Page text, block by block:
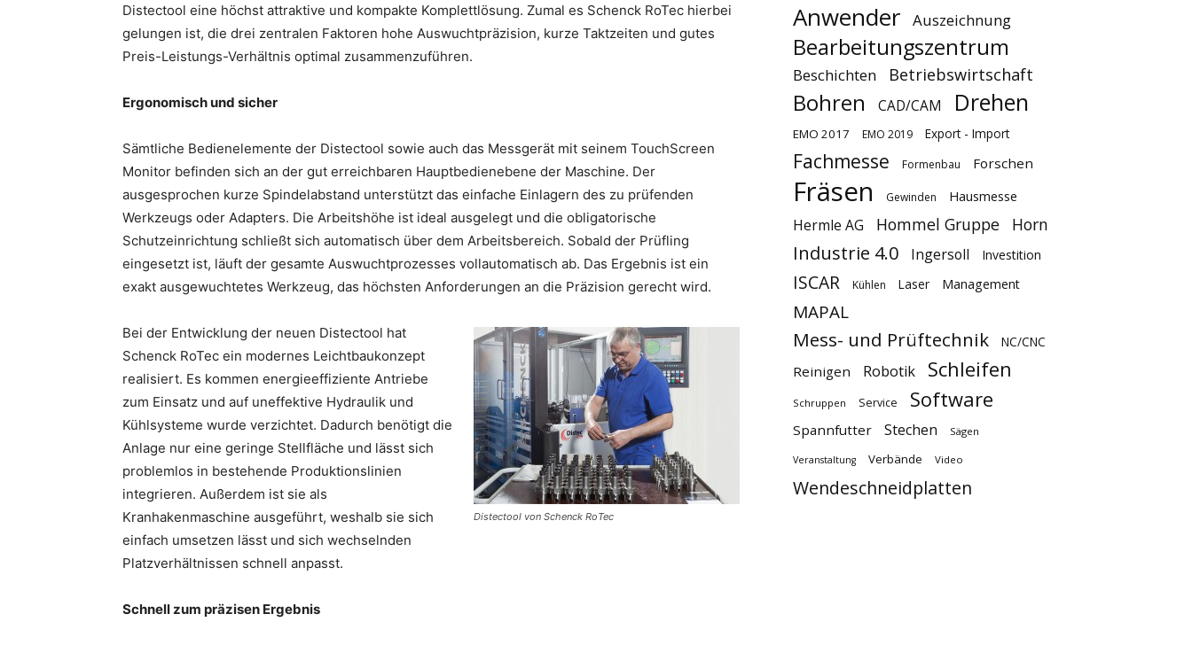
Distectool eine höchst attraktive und kompakte Komplettlösung. Zumal es Schenck RoTec hierbei
gelungen ist, die drei zentralen Faktoren hohe Auswuchtpräzision, kurze Taktzeiten und gutes
Preis-Leistungs-Verhältnis optimal zusammenzuführen.
Ergonomisch und sicher
Sämtliche Bedienelemente der Distectool sowie auch das Messgerät mit seinem TouchScreen
Monitor befinden sich an der gut erreichbaren Hauptbedienebene der Maschine. Der
ausgesprochen kurze Spindelabstand unterstützt das einfache Einlagern des zu prüfenden
Werkzeugs oder Adapters. Die Arbeitshöhe ist ideal ausgelegt und die obligatorische
Schutzeinrichtung schließt sich automatisch über dem Arbeitsbereich. Sobald der Prüfling
eingesetzt ist, läuft der gesamte Auswuchtprozesses vollautomatisch ab. Das Ergebnis ist ein
exakt ausgewuchtetes Werkzeug, das höchsten Anforderungen an die Präzision gerecht wird.
Distectool von Schenck RoTec
Bei der Entwicklung der neuen Distectool hat
Schenck RoTec ein modernes Leichtbaukonzept
realisiert. Es kommen energieeffiziente Antriebe
zum Einsatz und auf uneffektive Hydraulik und
Kühlsysteme wurde verzichtet. Dadurch benötigt die
Anlage nur eine geringe Stellfläche und lässt sich
problemlos in bestehende Produktionslinien
integrieren. Außerdem ist sie als
Kranhakenmaschine ausgeführt, weshalb sie sich
einfach umsetzen lässt und sich wechselnden
Platzverhältnissen schnell anpasst.
Schnell zum präzisen Ergebnis
Anwender Auszeichnung
Bearbeitungszentrum
Beschichten Betriebswirtschaft
Bohren CAD/CAM Drehen
EMO 2017 EMO 2019 Export - Import
Fachmesse Formenbau Forschen
Fräsen Gewinden Hausmesse
Hermle AG Hommel Gruppe Horn
Industrie 4.0 Ingersoll Investition
ISCAR Kühlen Laser Management
MAPAL
Mess- und Prüftechnik NC/CNC
Reinigen Robotik Schleifen
Schruppen Service Software
Spannfutter Stechen Sägen
Veranstaltung Verbände Video
Wendeschneidplatten